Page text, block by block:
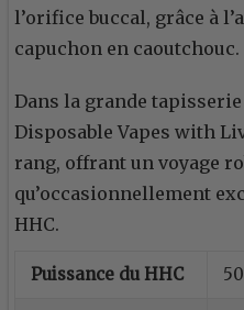
l’orifice buccal, grâce à
capuchon en caoutchouc.
Dans la grande
Disposable Vapes with
rang, offrant un voyage
qu’occasionnellement
HHC.
Puissance du HHC